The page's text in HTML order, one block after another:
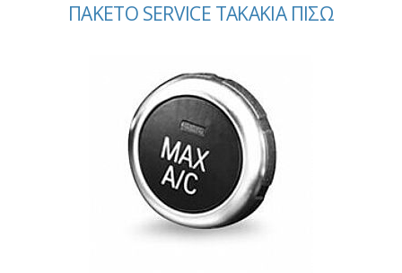
ΠΑΚΕΤΟ SERVICE ΤΑΚΑΚΙΑ ΠΙΣΩ